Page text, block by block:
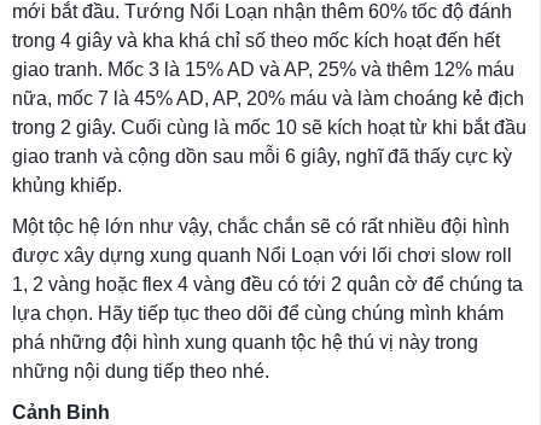
mới bắt đầu. Tướng Nổi Loạn nhận thêm 60% tốc độ đánh
trong 4 giây và kha khá chỉ số theo mốc kích hoạt đến hết
giao tranh. Mốc 3 là 15% AD và AP, 25% và thêm 12% máu
nữa, mốc 7 là 45% AD, AP, 20% máu và làm choáng kẻ địch
trong 2 giây. Cuối cùng là mốc 10 sẽ kích hoạt từ khi bắt đầu
giao tranh và cộng dồn sau mỗi 6 giây, nghĩ đã thấy cực kỳ
khủng khiếp.
Một tộc hệ lớn như vậy, chắc chắn sẽ có rất nhiều đội hình
được xây dựng xung quanh Nổi Loạn với lối chơi slow roll
1, 2 vàng hoặc flex 4 vàng đều có tới 2 quân cờ để chúng ta
lựa chọn. Hãy tiếp tục theo dõi để cùng chúng mình khám
phá những đội hình xung quanh tộc hệ thú vị này trong
những nội dung tiếp theo nhé.
Cảnh Binh